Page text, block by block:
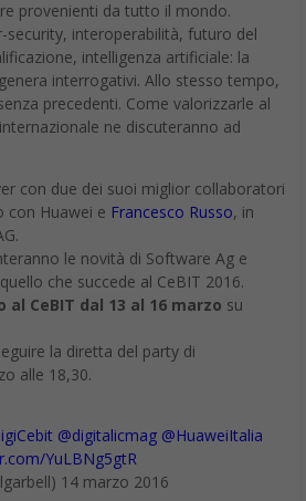
provenienti da tutto il mondo.
security, interoperabilità, futuro del
intelligenza artificiale: la
interrogativi. Allo stesso tempo,
precedenti. Come valorizzarle al
ne discuteranno ad
con due dei suoi miglior collaboratori
con Huawei e Francesco Russo, in
le novità di Software Ag e
che succede al CeBIT 2016.
CeBIT dal 13 al 16 marzo su
la diretta del party di
alle 18,30.
@digitalicmag @HuaweiItalia
YuLBNg5gtR
14 marzo 2016